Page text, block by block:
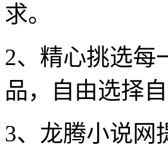
求。
2、精心挑选每
品，自由选择
3、龙腾小说网